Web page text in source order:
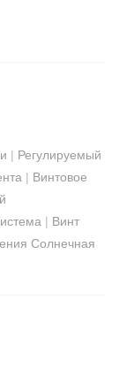
| Регулируемый
| Винтовое
| Винт
Солнечная